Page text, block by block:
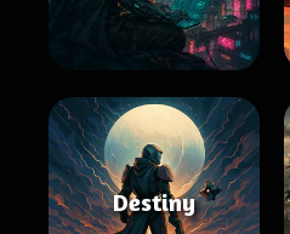
Destiny